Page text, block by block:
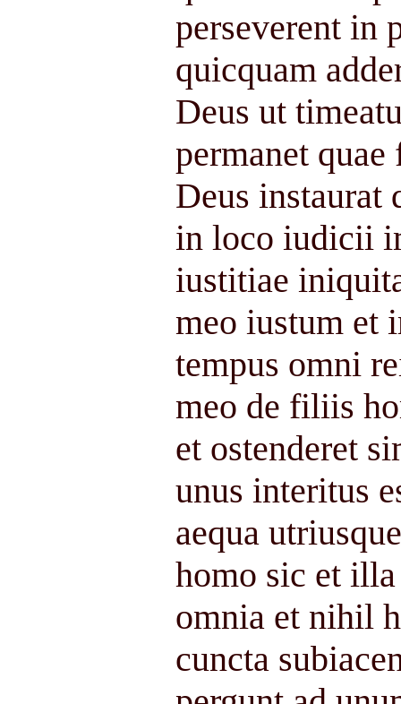
perseverent in
quicquam
Deus ut
permanet
Deus instaurat
in loco iudicii
iustitiae
meo iustum et
tempus omni
meo de filiis
et ostenderet
unus interitus
aequa
homo sic et
omnia et nihil
cuncta